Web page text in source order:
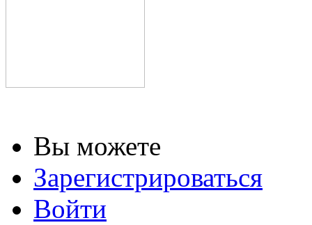
Вы можете
Зарегистрироваться
Войти